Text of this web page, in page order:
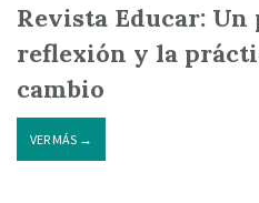
Revista Educar:
reflexión y la
cambio
VER MÁS →